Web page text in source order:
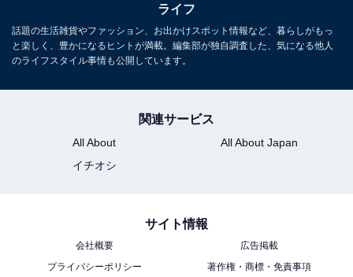
クション Part.2」全5種が見逃せない【最新ガチ
ライフ
話題の生活雑貨やファッション、お出かけスポット情報など、暮らしがもっ
と楽しく、豊かになるヒントが満載。編集部が独自調査した、気になる他人
のライフスタイル事情も公開しています。
関連サービス
All About
All About Japan
イチオシ
サイト情報
会社概要
広告掲載
プライバシーポリシー
著作権・商標・免責事項